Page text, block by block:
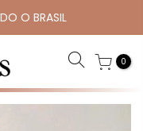
O BRASIL
0